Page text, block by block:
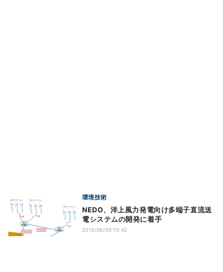
環境技術
NEDO、洋上風力発電向け多端子直流送
電システムの開発に着手
2015/06/30 15:42